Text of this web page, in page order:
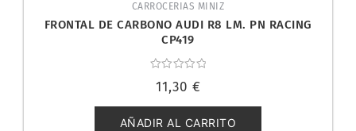
CARROCERIAS MINIZ
FRONTAL DE CARBONO AUDI R8 LM. PN RACING
CP419
con
de
5
11,30 €
AÑADIR AL CARRITO